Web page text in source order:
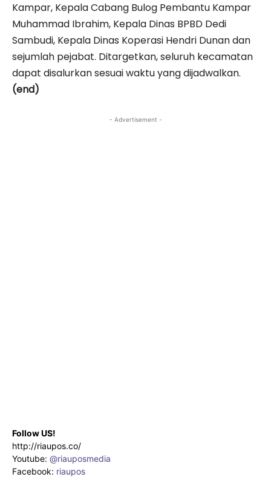
Kampar, Kepala Cabang Bulog Pembantu Kampar
Muhammad Ibrahim, Kepala Dinas BPBD Dedi
Sambudi, Kepala Dinas Koperasi Hendri Dunan dan
sejumlah pejabat. Ditargetkan, seluruh kecamatan
dapat disalurkan sesuai waktu yang dijadwalkan.
(end)
- Advertisement -
Follow US!
http://riaupos.co/
Youtube: @riauposmedia
Facebook: riaupos